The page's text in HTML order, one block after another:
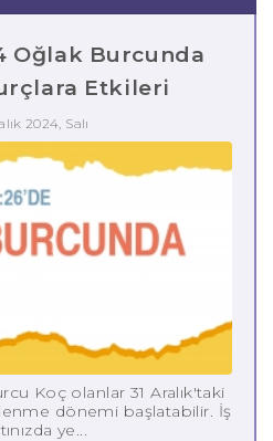
Oğlak Burcunda
Etkileri
2024, Salı
Koç olanlar 31 Aralık'taki
dönemi başlatabilir. İş
ye...